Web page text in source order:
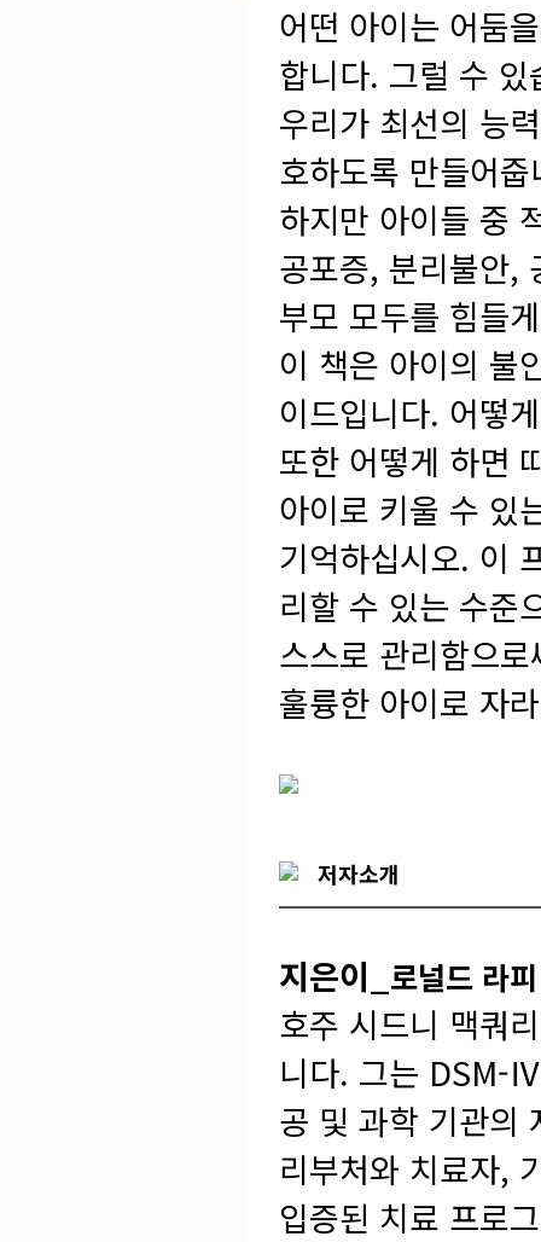
어떤 아이는 어둠
합니다. 그럴 수
우리가 최선의 능
호하도록 만들어
하지만 아이들 중
공포증, 분리불안,
부모 모두를 힘들
이 책은 아이의 불
이드입니다. 어떻
또한 어떻게 하면
아이로 키울 수 있
기억하십시오. 이
리할 수 있는 수준
스스로 관리함으
훌륭한 아이로 자
저자소개
지은이_ 로널드 라
호주 시드니 맥쿼
니다. 그는 DSM-
공 및 과학 기관의
리부처와 치료자,
입증된 치료 프로